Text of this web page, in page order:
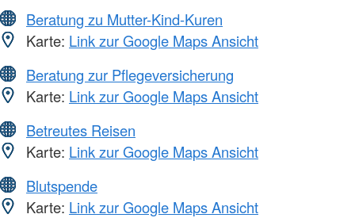
Beratung zu Mutter-Kind-Kuren
Karte: Link zur Google Maps Ansicht
Beratung zur Pflegeversicherung
Karte: Link zur Google Maps Ansicht
Betreutes Reisen
Karte: Link zur Google Maps Ansicht
Blutspende
Karte: Link zur Google Maps Ansicht